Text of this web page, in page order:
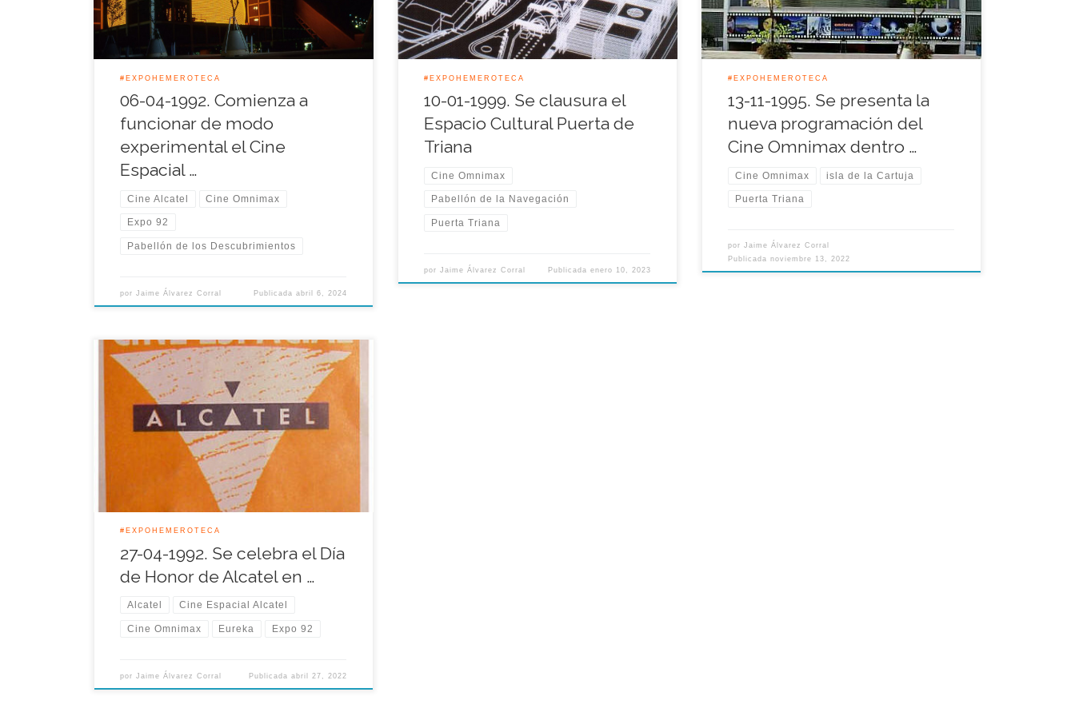
grandes pantallas de variadas formas, nada que
ver […]
#EXPOHEMEROTECA
06-04-1992. Comienza a
funcionar de modo
experimental el Cine
Espacial …
Cine Alcatel Cine Omnimax
Expo 92
Pabellón de los Descubrimientos
porJaime Álvarez Corral Publicada abril 6, 2024
vivió una gran jornada de clausura […]
#EXPOHEMEROTECA
10-01-1999. Se clausura el
Espacio Cultural Puerta de
Triana
Cine Omnimax
Pabellón de la Navegación
Puerta Triana
porJaime Álvarez Corral Publicada enero 10, 2023
92, dado el personal vinculado a la antigua
Organizadora que se dio cita en la […]
#EXPOHEMEROTECA
13-11-1995. Se presenta la
nueva programación del
Cine Omnimax dentro …
Cine Omnimax isla de la Cartuja
Puerta Triana
porJaime Álvarez Corral
Publicadanoviembre 13, 2022
Aquel 27 de Abril de 1992 se celebró el día de
honor de Alcatel, como empresa colaboradora de
Expo 92. Los representantes de Alcatel
conmemoraron ese día con una serie de actos
protocolarios típicos de la jornada y visitando el
Cine Espacial, único superviviente del incendio del
pabellón de los […]
#EXPOHEMEROTECA
27-04-1992. Se celebra el Día
de Honor de Alcatel en …
Alcatel Cine Espacial Alcatel
Cine Omnimax Eureka Expo 92
porJaime Álvarez Corral Publicada abril 27, 2022